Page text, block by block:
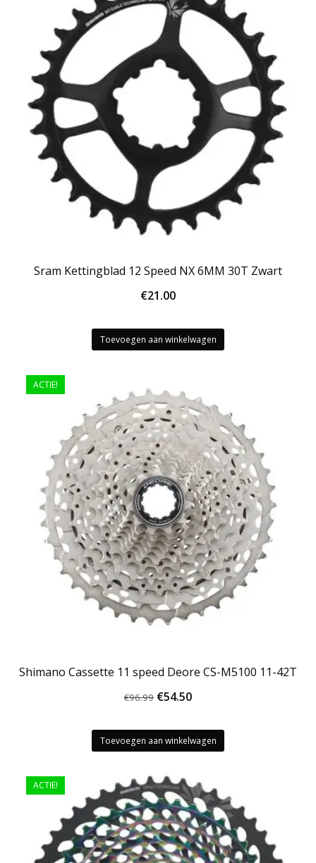
Sram Kettingblad 12 Speed NX 6MM 30T Zwart
€21.00
Toevoegen aan winkelwagen
ACTIE!
Shimano Cassette 11 speed Deore CS-M5100 11-42T
€96.99 Oorspronkelijke
was:
€96.99.
€54.50Huidige
is:
€54.50.
Toevoegen aan winkelwagen
ACTIE!